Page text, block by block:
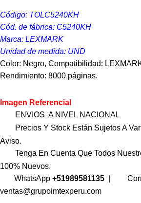
Código: TOLC5240KH
Cód. de fábrica: C5240KH
Marca: LEXMARK
Unidad de medida: UND
Color: Negro, Compatibilidad:
Rendimiento: 8000 páginas.
Imagen Referencial
ENVIOS A NIVEL NACIONAL
Precios Y Stock Están Sujetos A
Aviso.
Tenga En Cuenta Que Todos
100% Nuevos.
WhatsApp +51989581135
ventas@grupoimtexperu.com